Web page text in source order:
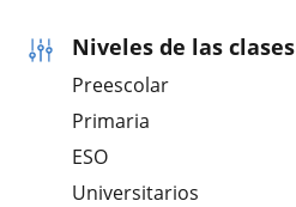
Niveles de las clases
Preescolar
Primaria
ESO
Universitarios